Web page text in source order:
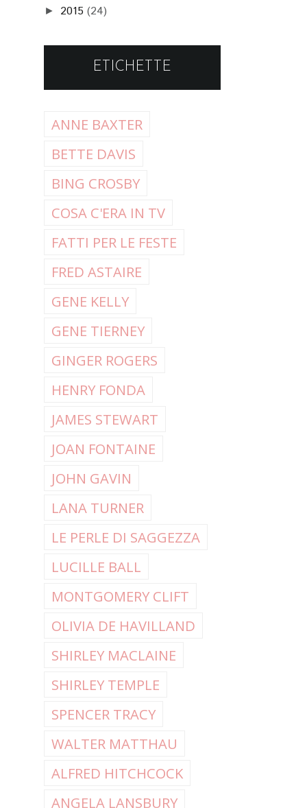
► 2015 (24)
ETICHETTE
ANNE BAXTER
BETTE DAVIS
BING CROSBY
COSA C'ERA IN TV
FATTI PER LE FESTE
FRED ASTAIRE
GENE KELLY
GENE TIERNEY
GINGER ROGERS
HENRY FONDA
JAMES STEWART
JOAN FONTAINE
JOHN GAVIN
LANA TURNER
LE PERLE DI SAGGEZZA
LUCILLE BALL
MONTGOMERY CLIFT
OLIVIA DE HAVILLAND
SHIRLEY MACLAINE
SHIRLEY TEMPLE
SPENCER TRACY
WALTER MATTHAU
ALFRED HITCHCOCK
ANGELA LANSBURY